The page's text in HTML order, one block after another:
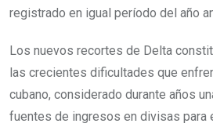
registrado en igual período del año
Los nuevos recortes de Delta
las crecientes dificultades que
cubano, considerado durante años
fuentes de ingresos en divisas para